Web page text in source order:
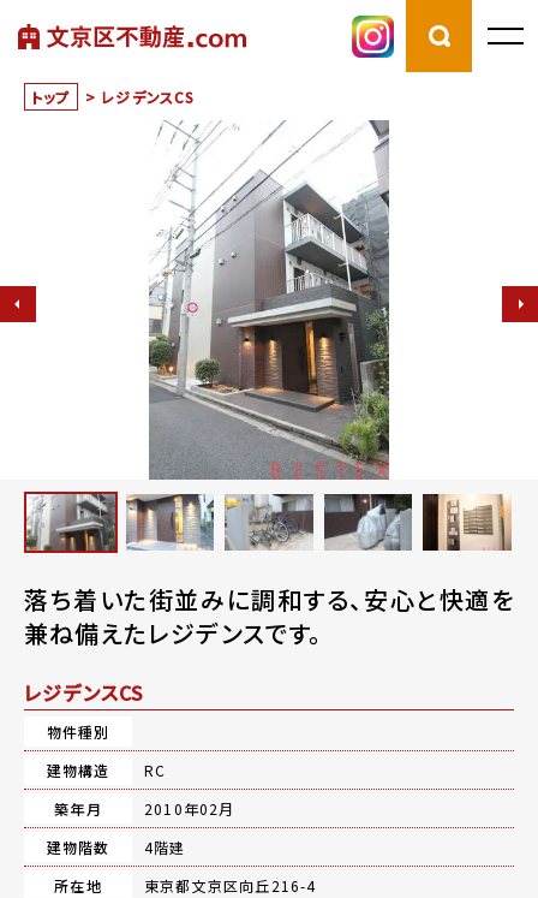
トップ > レジデンスCS
落ち着いた街並みに調和する、安心と快適を
兼ね備えたレジデンスです。
レジデンスCS
物件種別
建物構造
RC
築年月
2010年02月
建物階数
4階建
所在地
東京都文京区向丘216-4